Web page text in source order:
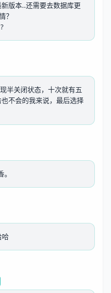
版本..还需要去数据库更
？
半关闭状态，十次就有五
不会的我来说，最后选择
哈